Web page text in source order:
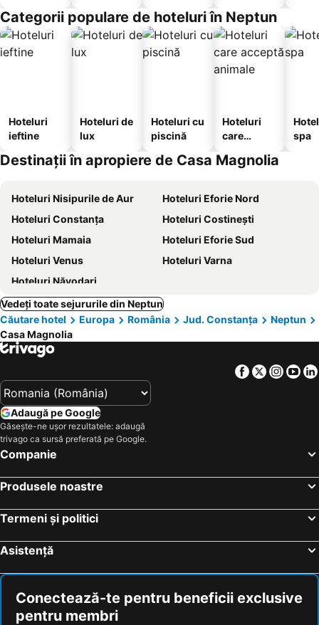
Categorii populare de hoteluri în Neptun
Hoteluri
ieftine
Hoteluri de
lux
Hoteluri cu
piscină
Hoteluri
care
animale
spa
Destinații în apropiere de Casa Magnolia
Hoteluri Nisipurile de Aur
Hoteluri Eforie Nord
Hoteluri Constanța
Hoteluri Costinești
Hoteluri Mamaia
Hoteluri Eforie Sud
Hoteluri Venus
Hoteluri Varna
Hoteluri Năvodari
Vedeți toate sejururile din Neptun
Căutare hotel
Europa România Jud. Constanţa
Neptun
Casa Magnolia
Facebook
Twitter
Adaugă pe Google
Găsește-ne ușor rezultatele: adaugă
trivago ca sursă preferată pe Google.
Companie
Produsele noastre
Termeni și politici
Asistență
Conectează-te pentru beneficii exclusive
pentru membri